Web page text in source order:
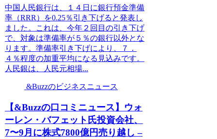
中国人民銀行は、１４日に銀行預金準備
率（RRR）を0.25％引き下げると発表し
ました。これは、今年２回目の引き下げ
で、対象は準備率が５％の銀行以外とな
ります。準備率引き下げにより、７．
４％程度の加重平均になる見込みです。
人民銀は、人民元相場...
&Buzzのビジネスニュース
【&Buzzの口コミニュース】ウォ
ーレン・バフェット氏投資会社、
7〜9月に株式7800億円売り越し –